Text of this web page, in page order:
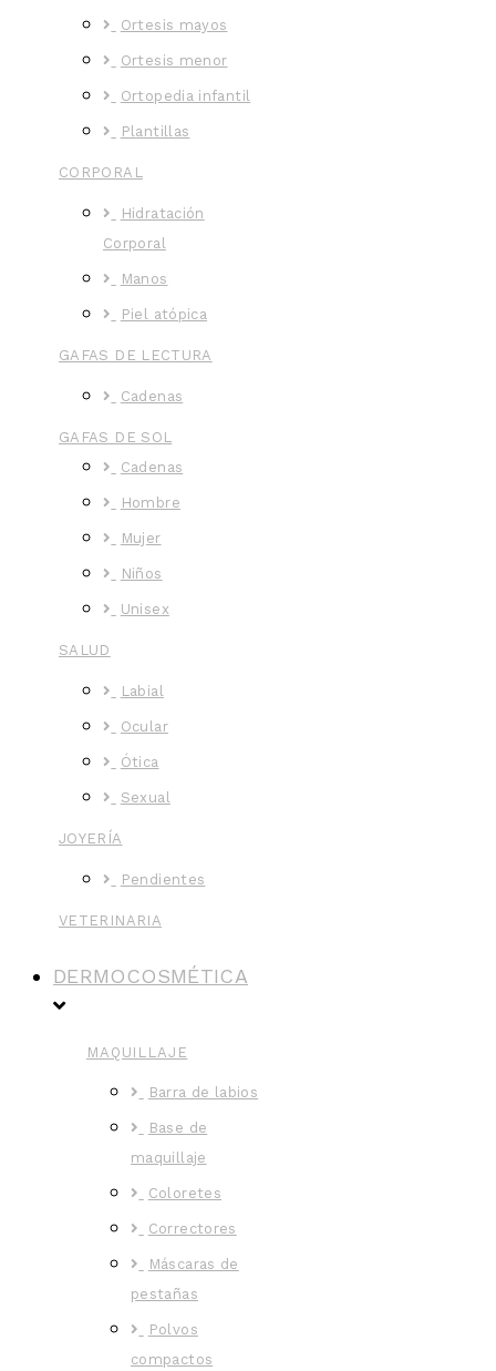
Ortesis mayos
Ortesis menor
Ortopedia infantil
Plantillas
CORPORAL
Hidratación
Corporal
Manos
Piel atópica
GAFAS DE LECTURA
Cadenas
GAFAS DE SOL
Cadenas
Hombre
Mujer
Niños
Unisex
SALUD
Labial
Ocular
Ótica
Sexual
JOYERÍA
Pendientes
VETERINARIA
DERMOCOSMÉTICA
MAQUILLAJE
Barra de labios
Base de
maquillaje
Coloretes
Correctores
Máscaras de
pestañas
Polvos
compactos